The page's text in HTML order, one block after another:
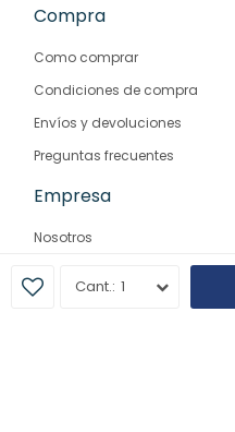
1
Compra
Como comprar
Condiciones de compra
Envíos y devoluciones
Preguntas frecuentes
Empresa
Nosotros